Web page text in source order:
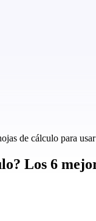
de cálculo para usar
Los 6